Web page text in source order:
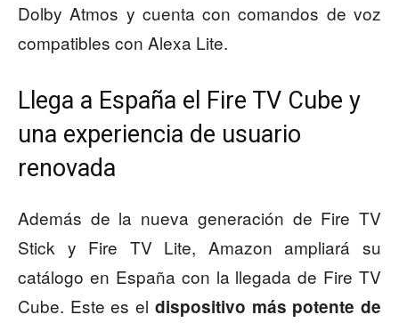
Dolby Atmos y cuenta con comandos de voz
compatibles con Alexa Lite.
Llega a España el Fire TV Cube y
una experiencia de usuario
renovada
Además de la nueva generación de Fire TV
Stick y Fire TV Lite, Amazon ampliará su
catálogo en España con la llegada de Fire TV
Cube. Este es el dispositivo más potente de